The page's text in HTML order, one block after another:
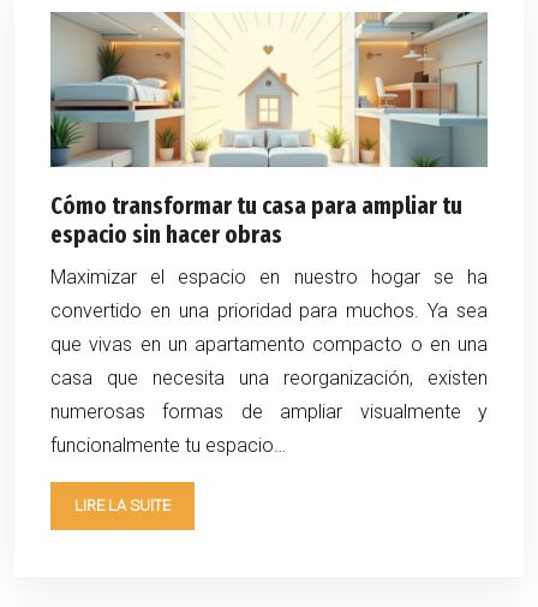
Cómo transformar tu casa para ampliar tu
espacio sin hacer obras
Maximizar el espacio en nuestro hogar se ha
convertido en una prioridad para muchos. Ya sea
que vivas en un apartamento compacto o en una
casa que necesita una reorganización, existen
numerosas formas de ampliar visualmente y
funcionalmente tu espacio…
LIRE LA SUITE